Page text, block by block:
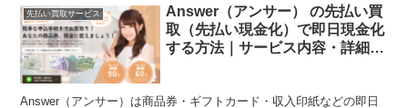
先払い買取サービス
Answer（アンサー） の先払い買
取（先払い現金化）で即日現金化
する方法｜サービス内容・詳細情
Answer（アンサー）は商品券・ギフトカード・収入印紙などの即日